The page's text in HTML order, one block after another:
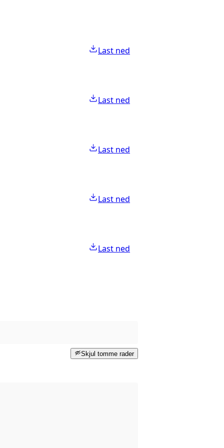
Last ned
Last ned
Last ned
Last ned
Last ned
Skjul tomme rader